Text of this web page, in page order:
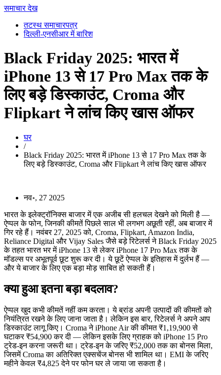
समाचार देख
तटस्थ समाचारपत्र
दिल्ली-एनसीआर में बारिश
Black Friday 2025: भारत में
iPhone 13 से 17 Pro Max तक के
लिए बड़े डिस्काउंट, Croma और
Flipkart ने लांच किए खास ऑफर
घर
/
Black Friday 2025: भारत में iPhone 13 से 17 Pro Max तक के
लिए बड़े डिस्काउंट, Croma और Flipkart ने लांच किए खास ऑफर
नव॰, 27 2025
भारत के इलेक्ट्रॉनिक्स बाजार में एक अजीब सी हलचल देखने को मिली है —
ऐप्पल के फोन, जिनकी कीमतें पिछले साल भी लगभग अछूती रहीं, अब बाजार में
गिर रहे हैं। नवंबर 27, 2025 को, Croma, Flipkart, Amazon India,
Reliance Digital और Vijay Sales जैसे बड़े रिटेलर्स नेBlack Friday 2025
के तहत भारत भर मेंiPhone 13से लेकरiPhone 17 Pro Maxतक के
मॉडल्स पर अभूतपूर्व छूट शुरू कर दी। ये छूटें ऐप्पल के इतिहास में दुर्लभ हैं —
और ये बाजार के लिए एक बड़ा मोड़ साबित हो सकती हैं।
क्या हुआ इतना बड़ा बदलाव?
ऐप्पल खुद कभी कीमतें नहीं कम करता। ये ब्रांड अपनी उत्पादों की कीमतों को
नियंत्रित रखने के लिए जाना जाता है। लेकिन इस बार, रिटेलर्स ने अपने आप
डिस्काउंट लागू किए। Croma नेiPhone Airकी कीमत ₹1,19,900 से
घटाकर ₹54,900 कर दी — लेकिन इसके लिए ग्राहक को iPhone 15 Pro
ट्रेड-इन करना जरूरी था। ट्रेड-इन के जरिए ₹52,000 तक का बोनस मिला,
जिसमें Croma का अतिरिक्त एक्सचेंज बोनस भी शामिल था। EMI के जरिए
महीने केवल ₹4,825 देने पर फोन घर ले जाया जा सकता है।